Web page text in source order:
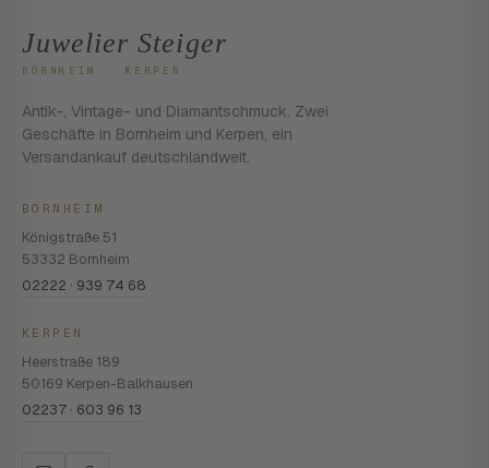
Juwelier Steiger
BORNHEIM · KERPEN
Antik-, Vintage- und Diamantschmuck. Zwei
Geschäfte in Bornheim und Kerpen, ein
Versandankauf deutschlandweit.
BORNHEIM
Königstraße 51
53332 Bornheim
02222 · 939 74 68
KERPEN
Heerstraße 189
50169 Kerpen-Balkhausen
02237 · 603 96 13